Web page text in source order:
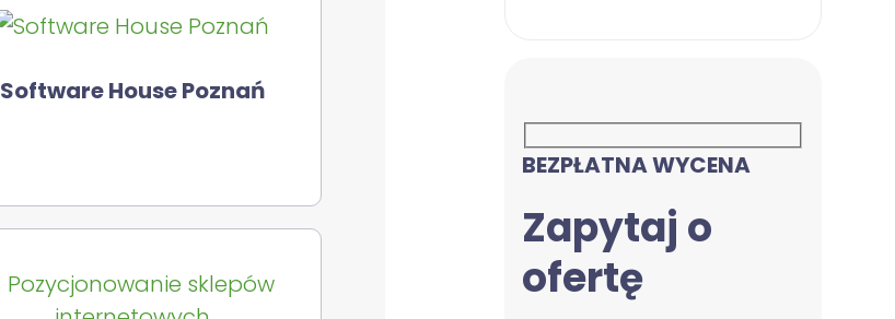
Software House Poznań
BEZPŁATNA WYCENA
Zapytaj o
ofertę